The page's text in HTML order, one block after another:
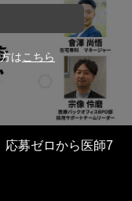
は こちら
募ゼロから医師7